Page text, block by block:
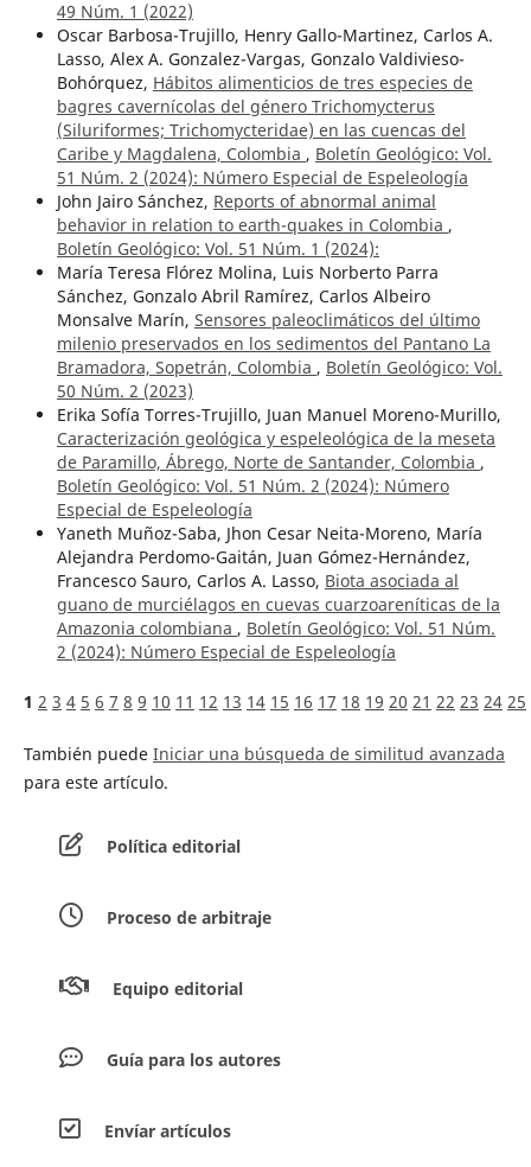
49 Núm. 1 (2022)
Oscar Barbosa-Trujillo, Henry Gallo-Martinez, Carlos A.
Lasso, Alex A. Gonzalez-Vargas, Gonzalo Valdivieso-
Bohórquez, Hábitos alimenticios de tres especies de
bagres cavernícolas del género Trichomycterus
(Siluriformes; Trichomycteridae) en las cuencas del
Caribe y Magdalena, Colombia , Boletín Geológico: Vol.
51 Núm. 2 (2024): Número Especial de Espeleología
John Jairo Sánchez, Reports of abnormal animal
behavior in relation to earth-quakes in Colombia ,
Boletín Geológico: Vol. 51 Núm. 1 (2024):
María Teresa Flórez Molina, Luis Norberto Parra
Sánchez, Gonzalo Abril Ramírez, Carlos Albeiro
Monsalve Marín, Sensores paleoclimáticos del último
milenio preservados en los sedimentos del Pantano La
Bramadora, Sopetrán, Colombia , Boletín Geológico: Vol.
50 Núm. 2 (2023)
Erika Sofía Torres-Trujillo, Juan Manuel Moreno-Murillo,
Caracterización geológica y espeleológica de la meseta
de Paramillo, Ábrego, Norte de Santander, Colombia ,
Boletín Geológico: Vol. 51 Núm. 2 (2024): Número
Especial de Espeleología
Yaneth Muñoz-Saba, Jhon Cesar Neita-Moreno, María
Alejandra Perdomo-Gaitán, Juan Gómez-Hernández,
Francesco Sauro, Carlos A. Lasso, Biota asociada al
guano de murciélagos en cuevas cuarzoareníticas de la
Amazonia colombiana , Boletín Geológico: Vol. 51 Núm.
2 (2024): Número Especial de Espeleología
1 2 3 4 5 6 7 8 9 10 11 12 13 14 15 16 17 18 19 20 21 22 23 24 25
También puede Iniciar una búsqueda de similitud avanzada
para este artículo.
Política editorial
Proceso de arbitraje
Equipo editorial
Guía para los autores
Envíar artículos